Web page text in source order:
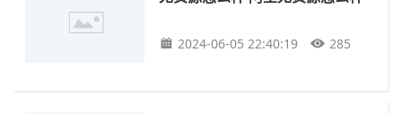
2024-06-05 22:40:19 285